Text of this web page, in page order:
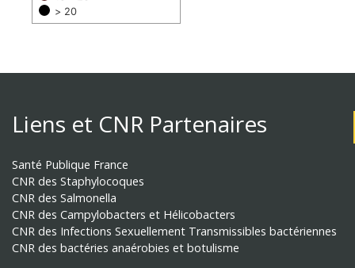
> 20
Liens et CNR Partenaires
Santé Publique France
CNR des Staphylocoques
CNR des Salmonella
CNR des Campylobacters et Hélicobacters
CNR des Infections Sexuellement Transmissibles bactériennes
CNR des bactéries anaérobies et botulisme